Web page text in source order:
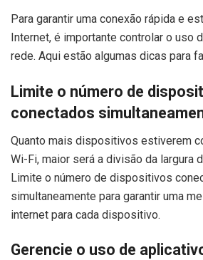
Para garantir uma conexão rápida e
Internet, é importante controlar o uso
rede. Aqui estão algumas dicas para
Limite o número de
conectados
Quanto mais dispositivos estiverem
Wi-Fi, maior será a divisão da largura
Limite o número de dispositivos
simultaneamente para garantir uma
internet para cada dispositivo.
Gerencie o uso de